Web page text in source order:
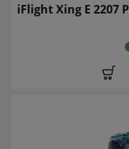
iFlight Xing E 2207